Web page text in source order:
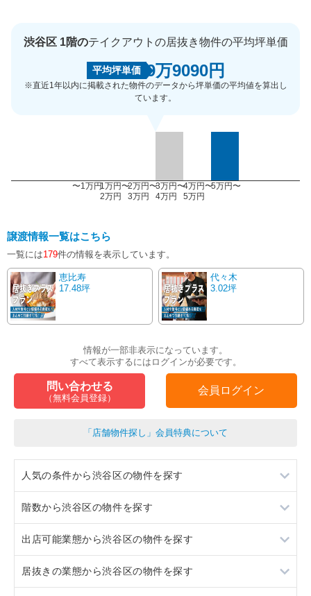
渋谷区 1階のテイクアウトの居抜き物件の平均坪単価
平均坪単価 9万9090円
※直近1年以内に掲載された物件のデータから坪単価の平均値を算出し
ています。
〜1万円1万円〜
2万円
2万円〜
3万円
3万円〜
4万円
4万円〜
5万円
5万円〜
譲渡情報一覧はこちら
一覧には179件の情報を表示しています。
恵比寿
17.48坪
代々木
3.02坪
情報が一部非表示になっています。
すべて表示するにはログインが必要です。
問い合わせる
（無料会員登録）
会員ログイン
「店舗物件探し」会員特典について
人気の条件から渋谷区の物件を探す
居抜き
スケルトン
ロードサイド物件
階数から渋谷区の物件を探す
地下
1階
出店可能業態から渋谷区の物件を探す
重飲食
居抜きの業態から渋谷区の物件を探す